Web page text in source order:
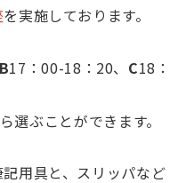
を実施しております。
B17：00-18：20、 C18：
選ぶことができます。
用具と、スリッパなど